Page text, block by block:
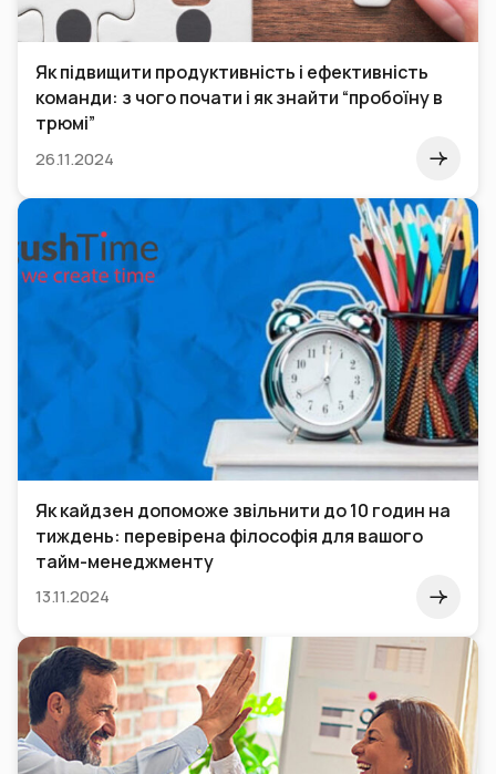
Як підвищити продуктивність і ефективність
команди: з чого почати і як знайти “пробоїну в
трюмі”
26.11.2024
Як кайдзен допоможе звільнити до 10 годин на
тиждень: перевірена філософія для вашого
тайм-менеджменту
13.11.2024